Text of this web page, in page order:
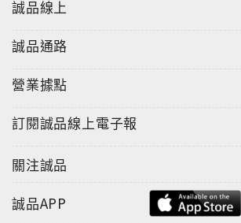
誠品線上
誠品通路
營業據點
訂閱誠品線上電子報
關注誠品
誠品APP